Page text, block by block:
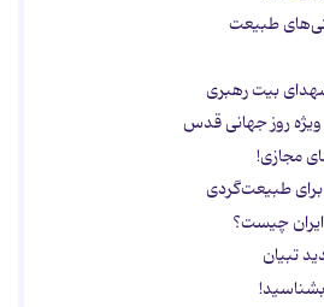
طبیعت
شهدای بیت رهبری
روز جهانی قدس
مجازی!
ایران چیست؟
تبیان
بشناسید!